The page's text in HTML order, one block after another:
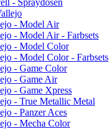
- Spraydosen
- Model Air
- Model Air - Farbsets
- Model Color
- Model Color - Farbsets
- Game Color
- Game Air
- Game Xpress
- True Metallic Metal
- Panzer Aces
- Mecha Color